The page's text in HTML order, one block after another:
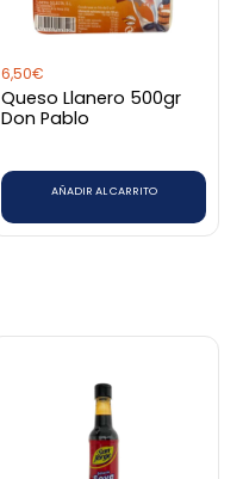
6,50€
Queso Llanero 500gr
Don Pablo
AÑADIR AL CARRITO